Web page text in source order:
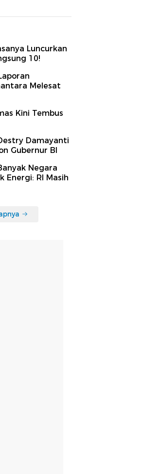
Luncurkan
10!
Melesat
Kini Tembus
Damayanti
Gubernur BI
Negara
Energi: RI Masih